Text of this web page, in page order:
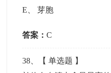
E 、芽胞
答案：C
38 、【单选题 】